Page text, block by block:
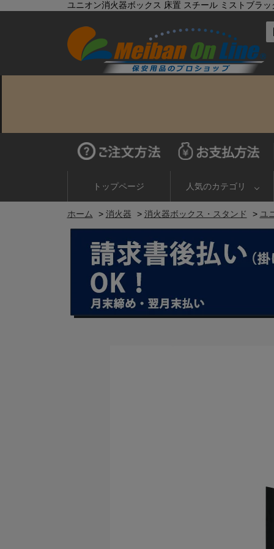
ユニオン消火器ボックス 床置 スチール ミストブラ
トップページ 人気のカテゴリ
ホーム > 消火器 > 消火器ボックス・スタンド > ユ